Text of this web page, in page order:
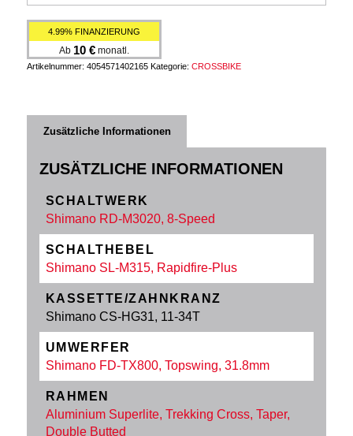
4.99% FINANZIERUNG
Ab 10 €monatl.
Artikelnummer: 4054571402165 Kategorie: CROSSBIKE
Zusätzliche Informationen
ZUSÄTZLICHE INFORMATIONEN
SCHALTWERK
Shimano RD-M3020, 8-Speed
SCHALTHEBEL
Shimano SL-M315, Rapidfire-Plus
KASSETTE/ZAHNKRANZ
Shimano CS-HG31, 11-34T
UMWERFER
Shimano FD-TX800, Topswing, 31.8mm
RAHMEN
Aluminium Superlite, Trekking Cross, Taper,
Double Butted